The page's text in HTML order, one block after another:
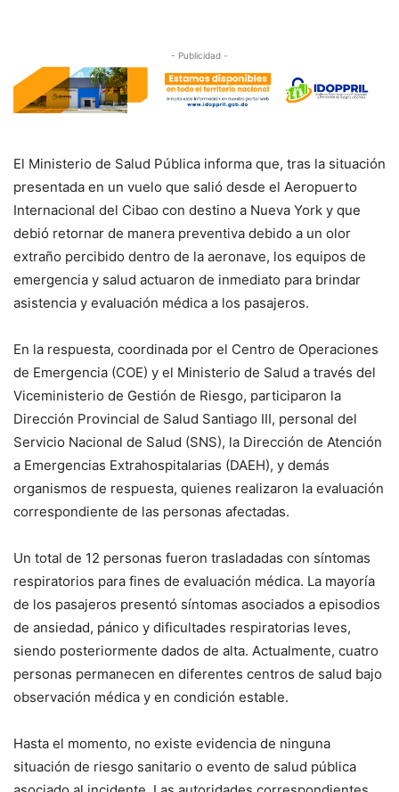
- Publicidad -
El Ministerio de Salud Pública informa que, tras la situación
presentada en un vuelo que salió desde el Aeropuerto
Internacional del Cibao con destino a Nueva York y que
debió retornar de manera preventiva debido a un olor
extraño percibido dentro de la aeronave, los equipos de
emergencia y salud actuaron de inmediato para brindar
asistencia y evaluación médica a los pasajeros.
En la respuesta, coordinada por el Centro de Operaciones
de Emergencia (COE) y el Ministerio de Salud a través del
Viceministerio de Gestión de Riesgo, participaron la
Dirección Provincial de Salud Santiago III, personal del
Servicio Nacional de Salud (SNS), la Dirección de Atención
a Emergencias Extrahospitalarias (DAEH), y demás
organismos de respuesta, quienes realizaron la evaluación
correspondiente de las personas afectadas.
Un total de 12 personas fueron trasladadas con síntomas
respiratorios para fines de evaluación médica. La mayoría
de los pasajeros presentó síntomas asociados a episodios
de ansiedad, pánico y dificultades respiratorias leves,
siendo posteriormente dados de alta. Actualmente, cuatro
personas permanecen en diferentes centros de salud bajo
observación médica y en condición estable.
Hasta el momento, no existe evidencia de ninguna
situación de riesgo sanitario o evento de salud pública